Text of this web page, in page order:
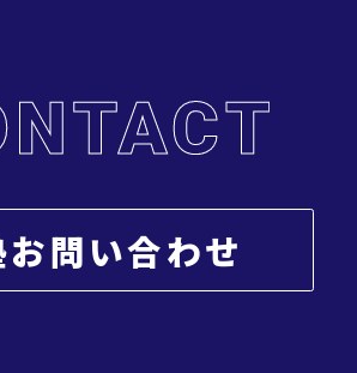
問い合わせ